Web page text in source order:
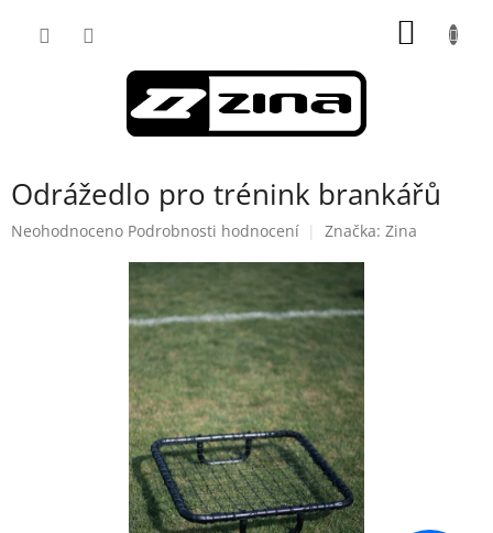
Odrážedlo pro trénink brankářů
Průměrné
Neohodnoceno Podrobnosti hodnocení Značka: Zina